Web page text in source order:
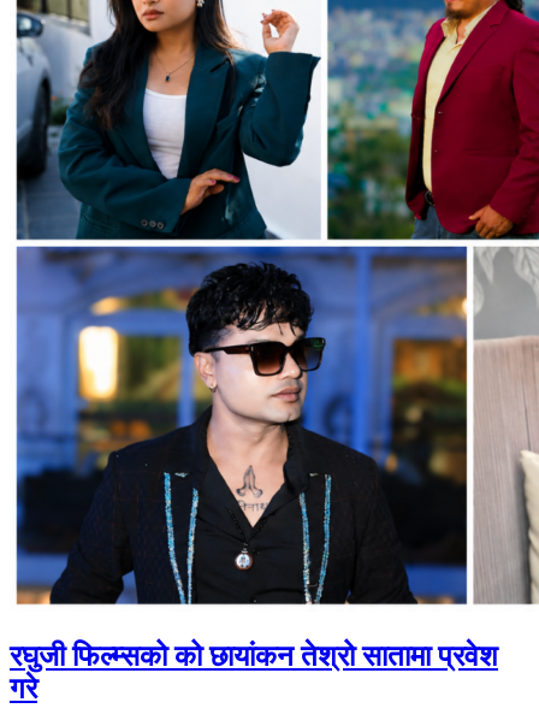
रघुजी फिल्म्सको को छायांकन तेश्रो सातामा प्रवेश
गरे